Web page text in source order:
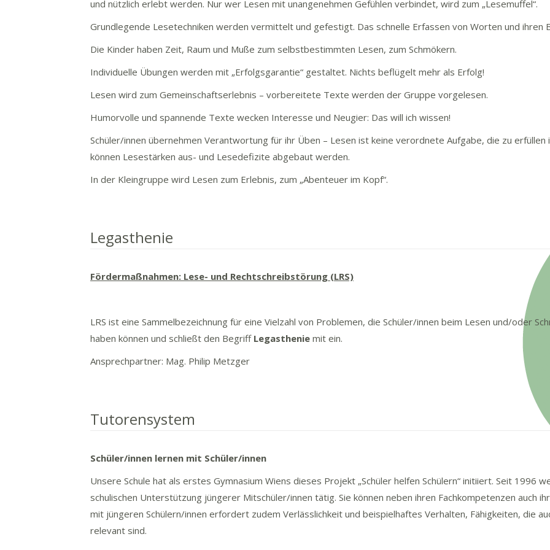
und nützlich erlebt werden. Nur wer Lesen mit unangenehmen Gefühlen verbindet, wird zum „Lesemuffel“.
Grundlegende Lesetechniken werden vermittelt und gefestigt. Das schnelle Erfassen von Worten und ihren
Die Kinder haben Zeit, Raum und Muße zum selbstbestimmten Lesen, zum Schmökern.
Individuelle Übungen werden mit „Erfolgsgarantie“ gestaltet. Nichts beflügelt mehr als Erfolg!
Lesen wird zum Gemeinschaftserlebnis – vorbereitete Texte werden der Gruppe vorgelesen.
Humorvolle und spannende Texte wecken Interesse und Neugier: Das will ich wissen!
Schüler/innen übernehmen Verantwortung für ihr Üben – Lesen ist keine verordnete Aufgabe, die zu
können Lesestärken aus- und Lesedefizite abgebaut werden.
In der Kleingruppe wird Lesen zum Erlebnis, zum „Abenteuer im Kopf“.
Legasthenie
Fördermaßnahmen: Lese- und Rechtschreibstörung (LRS)
LRS ist eine Sammelbezeichnung für eine Vielzahl von Problemen, die Schüler/innen beim Lesen und/oder
haben können und schließt den Begriff Legasthenie mit ein.
Ansprechpartner: Mag. Philip Metzger
Tutorensystem
Schüler/innen lernen mit Schüler/innen
Unsere Schule hat als erstes Gymnasium Wiens dieses Projekt „Schüler helfen Schülern“ initiiert. Seit 1996
schulischen Unterstützung jüngerer Mitschüler/innen tätig. Sie können neben ihren Fachkompetenzen auch
mit jüngeren Schülern/innen erfordert zudem Verlässlichkeit und beispielhaftes Verhalten, Fähigkeiten, die
relevant sind.